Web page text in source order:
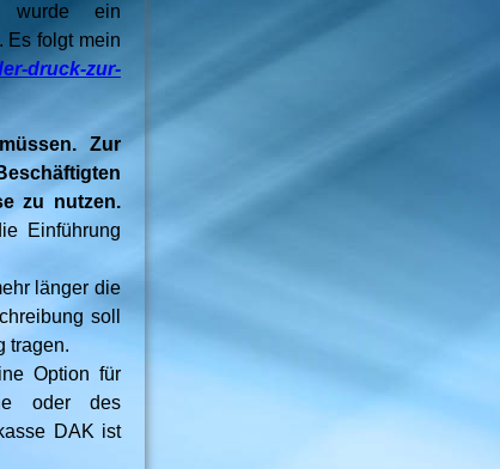
wurde ein
Es folgt mein
druck-zur-
Zur
zu nutzen.
Einführung
länger die
soll
tragen.
Option für
oder des
DAK ist